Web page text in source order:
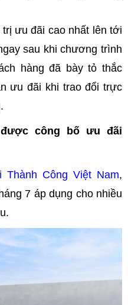
ưu đãi cao nhất lên tới
sau khi chương trình
hàng đã bày tỏ thắc
ưu đãi khi trao đổi trực
được công bố ưu đãi
Thành Công Việt Nam,
7 áp dụng cho nhiều